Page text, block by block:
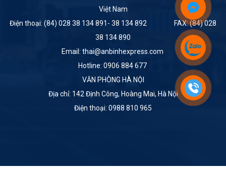
Việt Nam
Điện thoại: (84) 028 38 134 891- 38 134 892 FAX: (84) 028
38 134 890
Email: thai@anbinhexpress.com
Hotline: 0906 884 677
VĂN PHÒNG HÀ NỘI
Địa chỉ: 142 Định Công, Hoàng Mai, Hà Nội
Điện thoại: 0988 810 965